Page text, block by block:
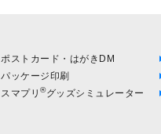
ポストカード・はがきDM
パッケージ印刷
スマプリ ®グッズシミュレーター